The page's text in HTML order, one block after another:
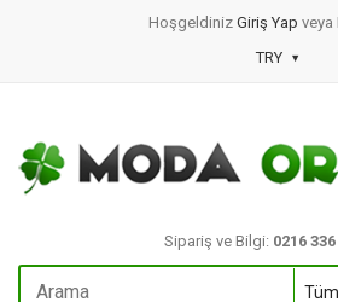
Hoşgeldiniz Giriş Yap veya
TRY
Sipariş ve Bilgi: 0216